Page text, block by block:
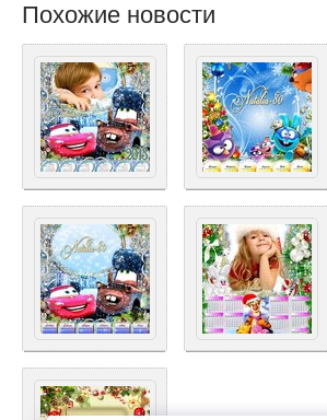
Похожие новости